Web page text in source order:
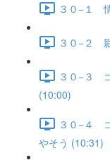
３０−１
３０−２
３０−３
(10:00)
３０−４
やそう (10:31)